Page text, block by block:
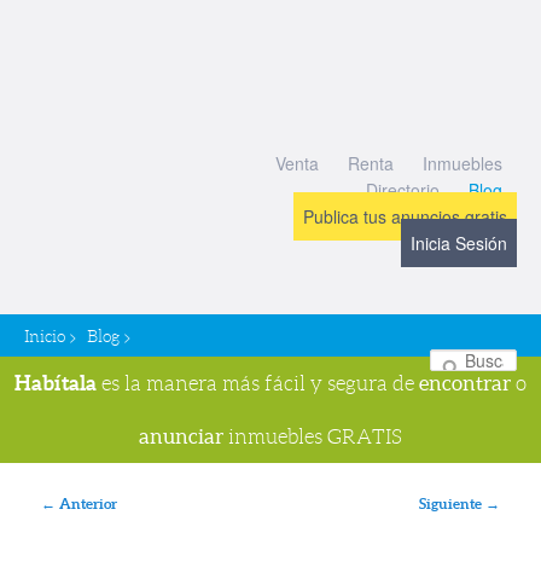
Venta Renta
Inmuebles
Directorio
Blog
Publica tus anuncios gratis
Inicia Sesión
Inicio > Blog >
Habítala es la manera más fácil y segura de encontrar o
anunciar inmuebles GRATIS
Navegador de imágenes
← Anterior Siguiente →